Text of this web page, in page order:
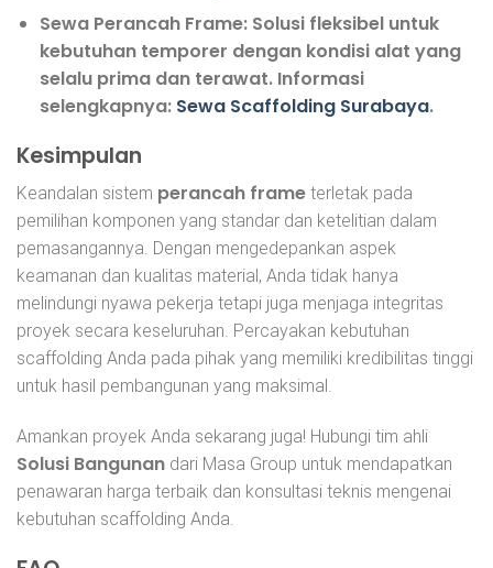
Sewa Perancah Frame:Solusi fleksibel untuk
kebutuhan temporer dengan kondisi alat yang
selalu prima dan terawat. Informasi
selengkapnya:Sewa Scaffolding Surabaya.
Kesimpulan
Keandalan sistem perancah frame terletak pada
pemilihan komponen yang standar dan ketelitian dalam
pemasangannya. Dengan mengedepankan aspek
keamanan dan kualitas material, Anda tidak hanya
melindungi nyawa pekerja tetapi juga menjaga integritas
proyek secara keseluruhan. Percayakan kebutuhan
scaffolding Anda pada pihak yang memiliki kredibilitas tinggi
untuk hasil pembangunan yang maksimal.
Amankan proyek Anda sekarang juga! Hubungi tim ahli
Solusi Bangunan dari Masa Group untuk mendapatkan
penawaran harga terbaik dan konsultasi teknis mengenai
kebutuhan scaffolding Anda.